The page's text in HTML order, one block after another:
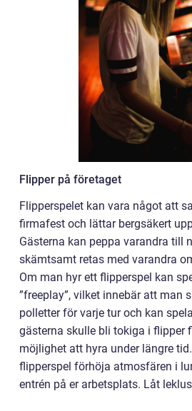
Flipper på företaget
Flipperspelet kan vara något att
firmafest och lättar bergsäkert
Gästerna kan peppa varandra till
skämtsamt retas med varandra
Om man hyr ett flipperspel kan
”freeplay”, vilket innebär att man
polletter för varje tur och kan
gästerna skulle bli tokiga i flipper
möjlighet att hyra under längre
flipperspel förhöja atmosfären i
entrén på er arbetsplats. Låt